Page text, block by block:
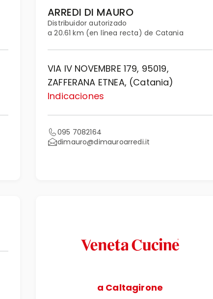
ARREDI DI MAURO
Distribuidor autorizado
a 20.61 km (en línea recta) de Catania
VIA IV NOVEMBRE 179, 95019,
ZAFFERANA ETNEA, (Catania)
Indicaciones
095 7082164
dimauro@dimauroarredi.it
a Caltagirone